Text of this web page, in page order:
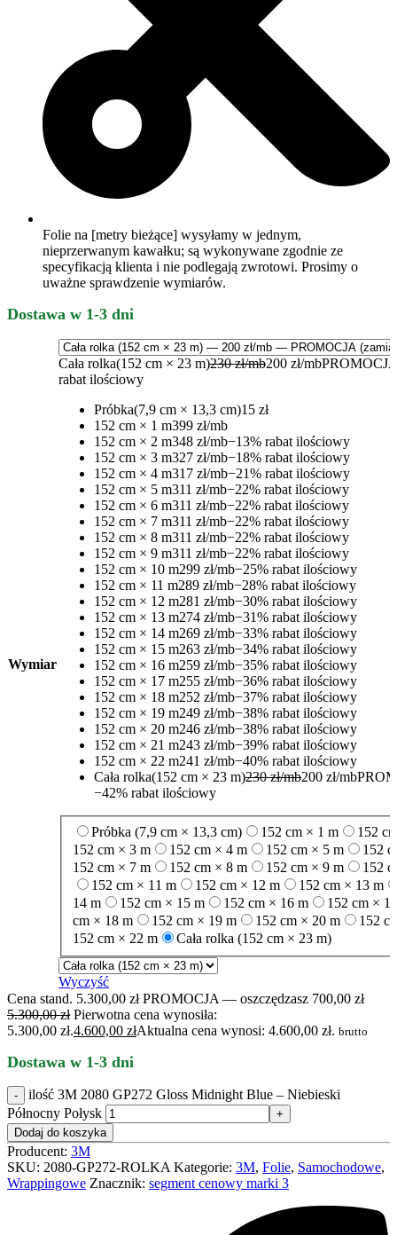
Folie na [metry bieżące] wysyłamy w jednym,
nieprzerwanym kawałku; są wykonywane zgodnie ze
specyfikacją klienta i nie podlegają zwrotowi. Prosimy o
uważne sprawdzenie wymiarów.
Dostawa w 1-3 dni
Wymiar
Cała rolka(152 cm × 23 m)230 zł/mb200 zł/mb
rabat ilościowy
Próbka(7,9 cm × 13,3 cm)15 zł
152 cm × 1 m399 zł/mb
152 cm × 2 m348 zł/mb−13% rabat ilościowy
152 cm × 3 m327 zł/mb−18% rabat ilościowy
152 cm × 4 m317 zł/mb−21% rabat ilościowy
152 cm × 5 m311 zł/mb−22% rabat ilościowy
152 cm × 6 m311 zł/mb−22% rabat ilościowy
152 cm × 7 m311 zł/mb−22% rabat ilościowy
152 cm × 8 m311 zł/mb−22% rabat ilościowy
152 cm × 9 m311 zł/mb−22% rabat ilościowy
152 cm × 10 m299 zł/mb−25% rabat ilościowy
152 cm × 11 m289 zł/mb−28% rabat ilościowy
152 cm × 12 m281 zł/mb−30% rabat ilościowy
152 cm × 13 m274 zł/mb−31% rabat ilościowy
152 cm × 14 m269 zł/mb−33% rabat ilościowy
152 cm × 15 m263 zł/mb−34% rabat ilościowy
152 cm × 16 m259 zł/mb−35% rabat ilościowy
152 cm × 17 m255 zł/mb−36% rabat ilościowy
152 cm × 18 m252 zł/mb−37% rabat ilościowy
152 cm × 19 m249 zł/mb−38% rabat ilościowy
152 cm × 20 m246 zł/mb−38% rabat ilościowy
152 cm × 21 m243 zł/mb−39% rabat ilościowy
152 cm × 22 m241 zł/mb−40% rabat ilościowy
Cała rolka(152 cm × 23 m)230 zł/mb200 zł/mb
−42% rabat ilościowy
Próbka (7,9 cm × 13,3 cm) 152 cm × 1 m
152
152 cm × 3 m
152 cm × 4 m 152 cm × 5 m
152
152 cm × 7 m
152 cm × 8 m 152 cm × 9 m
152
152 cm × 11 m
152 cm × 12 m
152 cm × 13 m
14 m
152 cm × 15 m 152 cm × 16 m
152 cm ×
cm × 18 m
152 cm × 19 m 152 cm × 20 m
152
152 cm × 22 m
Cała rolka (152 cm × 23 m)
Wyczyść
Cena stand. 5.300,00 zł PROMOCJA — oszczędzasz 700,00 zł
5.300,00zł Pierwotna cena wynosiła:
5.300,00 zł.4.600,00 złAktualna cena wynosi: 4.600,00 zł. brutto
Dostawa w 1-3 dni
ilość 3M 2080 GP272 Gloss Midnight Blue – Niebieski
Północny Połysk
Dodaj do koszyka
Producent: 3M
SKU: 2080-GP272-ROLKA Kategorie: 3M, Folie, Samochodowe,
Wrappingowe Znacznik: segment cenowy marki 3